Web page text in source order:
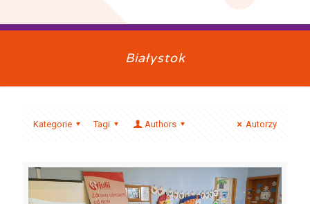
Białystok
Kategorie Tagi Authors Autorzy